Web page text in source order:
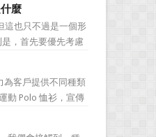
。禮品公司都將消
業的營銷價格戰究竟
麼
這也只不過是一個形
，首先要優先考慮
，最好是把二者的
程中，在時間和時
滑油產品推廣的常
為客戶提供不同種類
動 Polo 恤衫，宣傳
司員工制服，到不
戶度身...